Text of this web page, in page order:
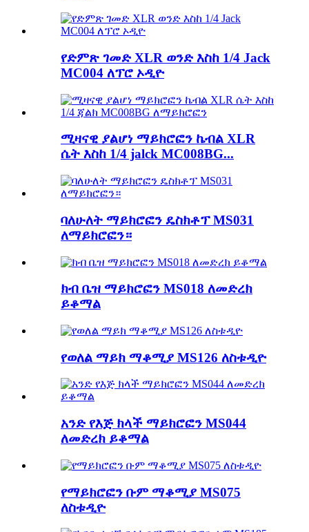
የድምጽ ገመድ XLR ወንድ እስከ 1/4 Jack
MC004 ለፕሮ ኦዲዮ
ሚዛናዊ ያልሆነ ማይክሮፎን ኬብል XLR
ሴት እስከ 1/4 jalck MC008BG...
ባለሁለት ማይክሮፎን ዴስክቶፕ MS031
ለማይክሮፎን።
ክብ ቤዝ ማይክሮፎን MS018 ለመድረክ
ይቆማል
የወለል ማይክ ማቆሚያ MS126 ለስቱዲዮ
አንድ የእጅ ክላች ማይክሮፎን MS044
ለመድረክ ይቆማል
የማይክሮፎን ቡም ማቆሚያ MS075
ለስቱዲዮ